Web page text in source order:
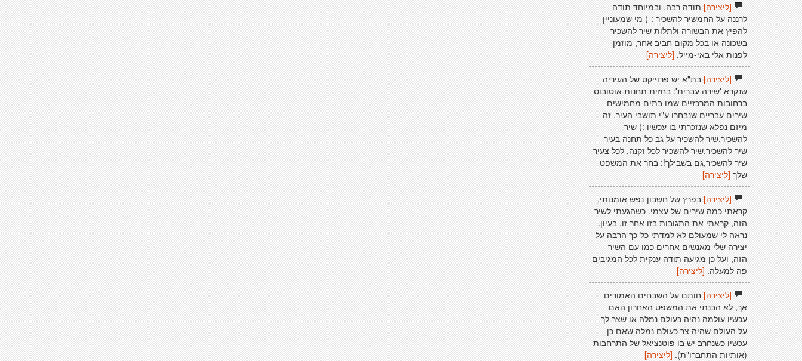
[ליצירה]תודה רבה, ובמיוחד תודה
לרננה על החמשיר להשכיר :-) מי שמעוניין
להפיץ את הבשורה ולתלות שיר להשכיר
בשכונה או בכל מקום חביב אחר, מוזמן
לפנות אלי באי-מייל. [ליצירה]
[ליצירה]בת"א יש פרוייקט של העיריה
שנקרא 'שירה עברית': בחזית תחנות אוטובוס
ברחובות המרכזיים שמו בתים מחמישים
שירים עבריים שנבחרו ע"י תושבי העיר. זה
מיזם נפלא שנזכרתי בו עכשיו :) שיר
להשכיר,שיר להשכיר על גב כל תחנה בעיר
שיר להשכיר,שיר להשכיר לכל זקנה, לכל צעיר
שיר להשכיר,גם בשבילך!: בחר את המשפט
שלך[ליצירה]
[ליצירה]בפרץ של חשבון-נפש אומנותי,
קראתי כמה שירים של עצמי. כשהגעתי לשיר
הזה, קראתי את התגובות בזו אחר זו, בעיון.
נראה לי שמעולם לא למדתי כל-כך הרבה על
יצירה שלי מאנשים אחרים כמו עם השיר
הזה, ועל כן מגיעה תודה ענקית לכל המגיבים
פה למעלה. [ליצירה]
[ליצירה]חותם על השבחים האמורים
אך, לא הבנתי את המשפט האחרון האם
עכשיו עולמה נהיה כעולם נמלה או שצר לך
על העולם שהיה צר כעולם נמלה שאם כן
עכשיו כשנחרב יש בו פוטנציאל של התרחבות
(אותיות התחברו"ת). [ליצירה]